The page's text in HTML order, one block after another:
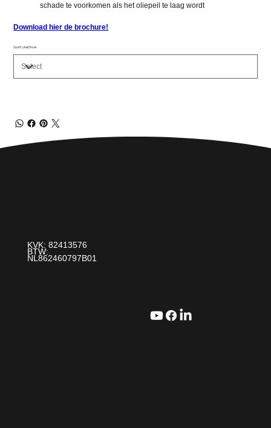
schade te voorkomen als het oliepeil te laag wordt
Download hier de brochure!
Soort LineDriver
KVK: 82413576
BTW:
NL862460797B01